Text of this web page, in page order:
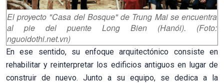
El proyecto "Casa del Bosque" de Trung Mai se encuentra
al pie del puente Long Bien (Hanói). (Foto:
nguoidothi.net.vn)
En ese sentido, su enfoque arquitectónico consiste en
rehabilitar y reinterpretar los edificios antiguos en lugar de
construir de nuevo. Junto a su equipo, se dedica a la